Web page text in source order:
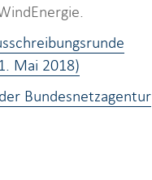
Mai 2018)
Bundesnetzagentur